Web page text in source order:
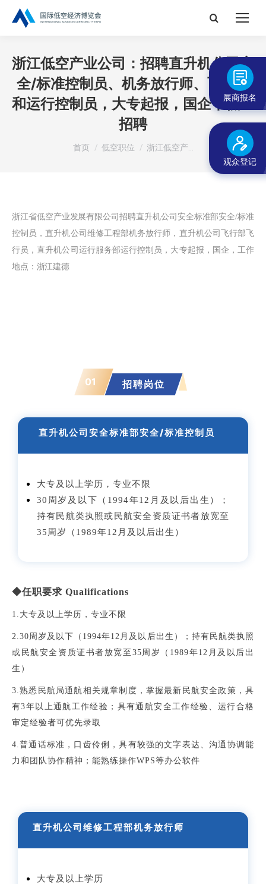
搜
浙江低空产业公司：招聘直升机公司安
全/标准控制员、机务放行师、飞行员
和运行控制员，大专起报，国企丨低空
招聘
您在这里：
首页 低空职位 浙江低空产…
浙江省低空产业发展有限公司招聘直升机公司安全标准部安全/标准
控制员， 直升机公司维修工程部机务放行师， 直升机公司飞行部飞
行员，直升机公司运行服务部运行控制员，大专起报，国企，工作
地点：浙江建德
01 招聘岗位
直升机公司安全标准部安全/标准控制员
大专及以上学历，专业不限
30周岁及以下（1994年12月及以后出生）；
持有民航类执照或民航安全资质证书者放宽至
35周岁（1989年12月及以后出生）
◆任职要求 Qualifications
1.大专及以上学历，专业不限
2.30周岁及以下（1994年12月及以后出生）；持有民航类执照
或民航安全资质证书者放宽至35周岁（1989年12月及以后出
生）
3.熟悉民航局通航相关规章制度，掌握最新民航安全政策，具
有3年以上通航工作经验；具有通航安全工作经验、运行合格
审定经验者可优先录取
4.普通话标准，口齿伶俐，具有较强的文字表达、沟通协调能
力和团队协作精神；能熟练操作WPS等办公软件
直升机公司维修工程部机务放行师
大专及以上学历
展商报名
观众登记